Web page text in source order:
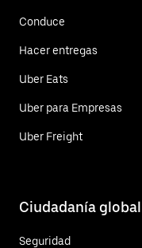
Conduce
Hacer entregas
Uber Eats
Uber para Empresas
Uber Freight
Ciudadanía global
Seguridad